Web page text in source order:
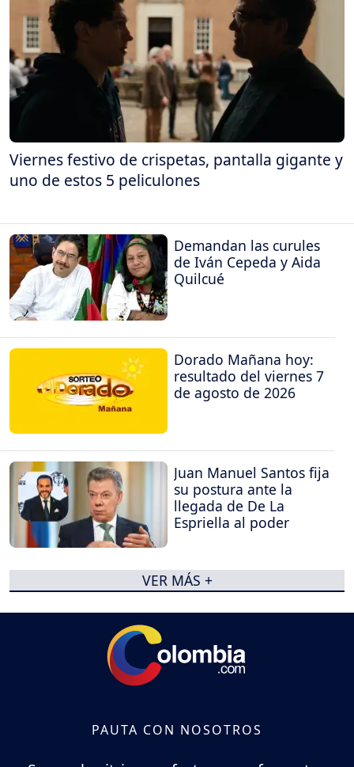
Viernes festivo de crispetas, pantalla gigante y
uno de estos 5 peliculones
Demandan las curules
de Iván Cepeda y Aida
Quilcué
Dorado Mañana hoy:
resultado del viernes 7
de agosto de 2026
Juan Manuel Santos fija
su postura ante la
llegada de De La
Espriella al poder
VER MÁS +
PAUTA CON NOSOTROS